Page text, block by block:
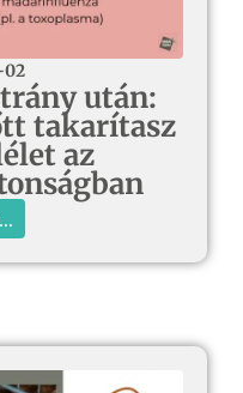
után:
takarítasz
az